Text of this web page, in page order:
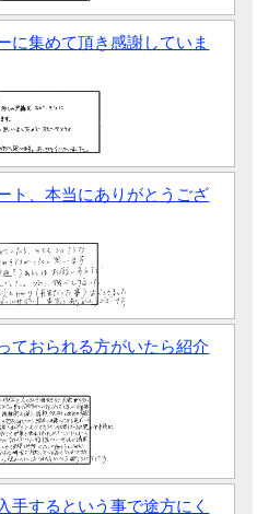
に集めて頂き感謝していま
ト、本当にありがとうござ
ておられる方がいたら紹介
手するという事で途方にく